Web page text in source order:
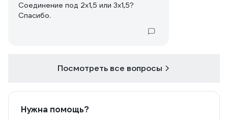
Соединение под 2х1,5 или 3х1,5?
Спасибо.
Посмотреть все вопросы
Нужна помощь?